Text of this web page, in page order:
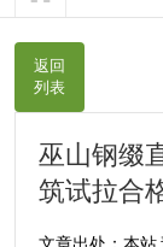
资讯中心
发货案例
返回
列表
巫山钢缀
筑试拉合